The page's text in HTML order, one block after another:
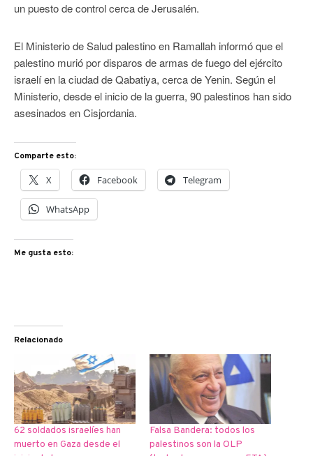
un puesto de control cerca de Jerusalén.
El Ministerio de Salud palestino en Ramallah informó que el
palestino murió por disparos de armas de fuego del ejército
israelí en la ciudad de Qabatiya, cerca de Yenin. Según el
Ministerio, desde el inicio de la guerra, 90 palestinos han sido
asesinados en Cisjordania.
Comparte esto:
X Facebook Telegram
WhatsApp
Me gusta esto:
Relacionado
62 soldados israelíes han
muerto en Gaza desde el
Falsa Bandera: todos los
palestinos son la OLP